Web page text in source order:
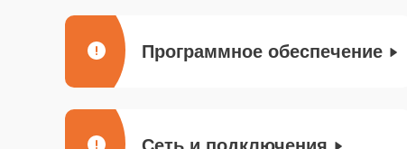
Программное обеспечение